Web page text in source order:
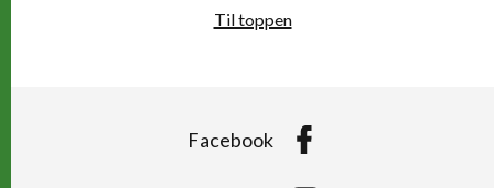
Til toppen
Facebook